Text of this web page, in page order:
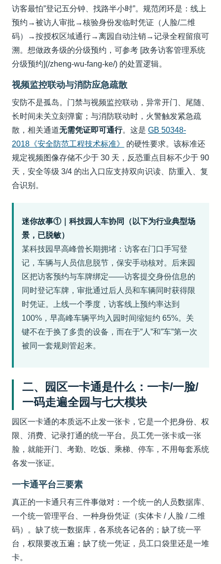
访客最怕”登记五分钟、找路半小时”。规范闭环是：线上
预约→被访人审批→核验身份发临时凭证（人脸/二维
码）→按授权区域通行→离园自动注销→记录全程留痕可
溯。想做政务级的分级预约，可参考 [政务访客管理系统
分级预约](/zheng-wu-fang-ke/) 的处置逻辑。
视频监控联动与消防应急疏散
安防不是孤岛。门禁与视频监控联动，异常开门、尾随、
长时间未关立刻弹窗；与消防联动时，火警触发紧急疏
散，相关通道无需凭证即可通行。这是 GB 50348-
2018《安全防范工程技术标准》
的硬性要求。该标准还
规定视频图像存储不少于 30 天，反恐重点目标不少于 90
天，安全等级 3/4 的出入口应支持双向识读、防重入、复
合识别。
迷你故事①｜科技园人车协同（以下为行业典型场
景，已脱敏）
某科技园早高峰曾长期拥堵：访客在门口手写登
记，车辆与人员信息脱节，保安手动核对。后来园
区把访客预约与车牌绑定——访客提交身份信息的
同时登记车牌，审批通过后人员和车辆同时获得限
时凭证。上线一个季度，访客线上预约率达到
100%，早高峰车辆平均入园时间缩短约 65%。关
键不在于换了多贵的设备，而在于”人”和”车”第一次
被同一套规则管起来。
二、园区一卡通是什么：一卡/一脸/
一码走遍全园与七大模块
园区一卡通的本质远不止发一张卡，它是一个把身份、权
限、消费、记录打通的统一平台。员工凭一张卡或一张
脸，就能开门、考勤、吃饭、乘梯、停车，不用每套系统
各发一张证。
一卡通平台三要素
真正的一卡通只有三件事做对：一个统一的人员数据库、
一个统一管理平台、一种身份凭证（实体卡 / 人脸 / 二维
码）。缺了统一数据库，各系统各记各的；缺了统一平
台，权限要改五遍；缺了统一凭证，员工口袋里还是一堆
卡。